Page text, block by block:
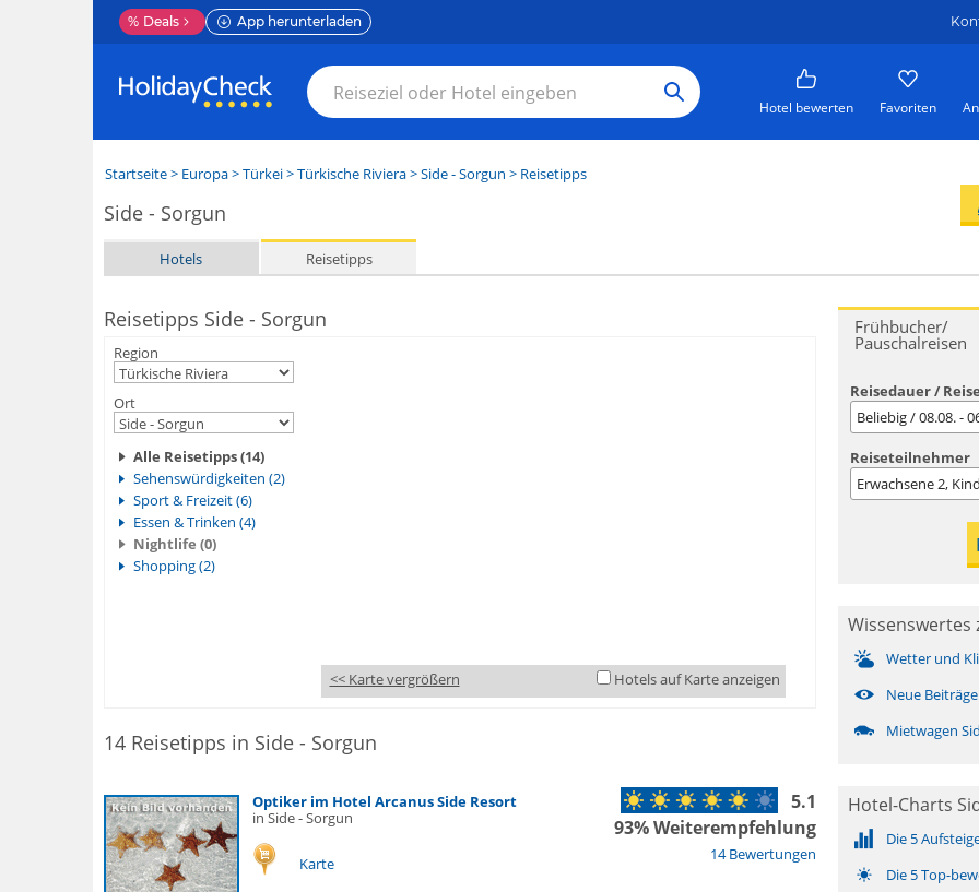
% Deals App herunterladen
Hotel bewerten Favoriten
Startseite> Europa>Türkei>Türkische Riviera>Side - Sorgun > Reisetipps
Side - Sorgun
Hotels Reisetipps
Reisetipps Side - Sorgun
Region
Ort
Alle Reisetipps (14)
Sehenswürdigkeiten (2)
Sport & Freizeit (6)
Essen & Trinken (4)
Nightlife (0)
Shopping (2)
<< Karte vergrößern Hotels auf Karte anzeigen
14 Reisetipps in Side - Sorgun
Optiker im Hotel Arcanus Side Resort
in Side - Sorgun
Karte 14 Bewertungen
5.1
93% Weiterempfehlung
Frühbucher/
Pauschalreisen
Reisedauer /
Beliebig / 08.08. -
Reiseteilnehmer
Erwachsene2,
Wissenswertes
Wetter und
Neue
Mietwagen
Hotel-Charts
Die 5
Die 5 Top-